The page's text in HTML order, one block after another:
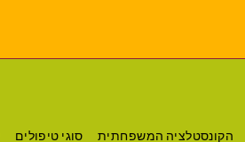
הקונסטלציה המשפחתית סוגי טיפולים